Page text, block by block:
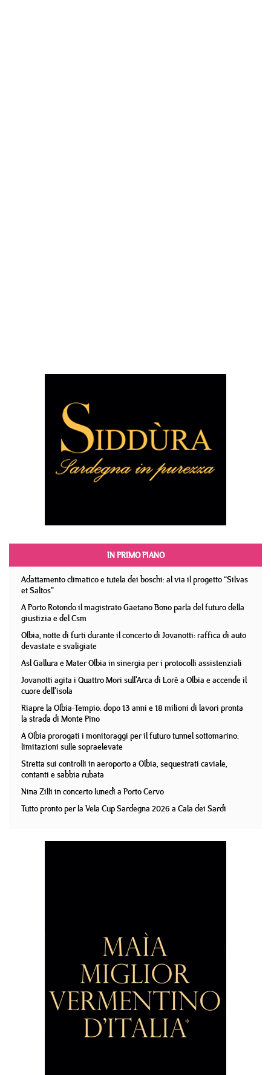
IN PRIMO PIANO
Adattamento climatico e tutela dei boschi: al via il progetto “Silvas
et Saltos”
A Porto Rotondo il magistrato Gaetano Bono parla del futuro della
giustizia e del Csm
Olbia, notte di furti durante il concerto di Jovanotti: raffica di auto
devastate e svaligiate
Asl Gallura e Mater Olbia in sinergia per i protocolli assistenziali
Jovanotti agita i Quattro Mori sull'Arca di Lorè a Olbia e accende il
cuore dell'isola
Riapre la Olbia-Tempio: dopo 13 anni e 18 milioni di lavori pronta
la strada di Monte Pino
A Olbia prorogati i monitoraggi per il futuro tunnel sottomarino:
limitazioni sulle sopraelevate
Stretta sui controlli in aeroporto a Olbia, sequestrati caviale,
contanti e sabbia rubata
Nina Zilli in concerto lunedì a Porto Cervo
Tutto pronto per la Vela Cup Sardegna 2026 a Cala dei Sardi